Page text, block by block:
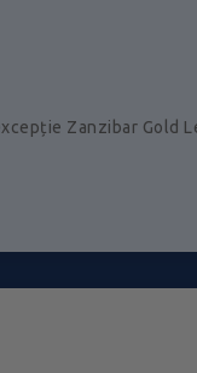
Zanzibar Gold